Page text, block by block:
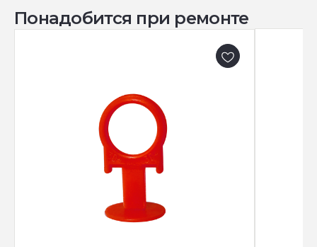
Понадобится при ремонте